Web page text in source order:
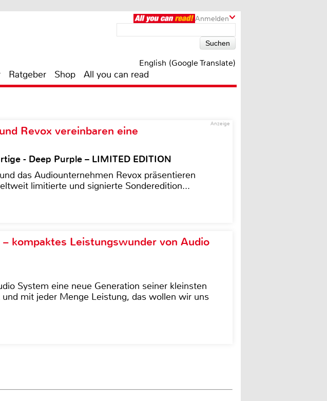
Anmelden
English (Google Translate)
Ratgeber Shop All you can read
Anzeige
Revox vereinbaren eine
- Deep Purple – LIMITED EDITION
das Audiounternehmen Revox präsentieren
limitierte und signierte Sonderedition...
kompaktes Leistungswunder von Audio
System eine neue Generation seiner kleinsten
mit jeder Menge Leistung, das wollen wir uns